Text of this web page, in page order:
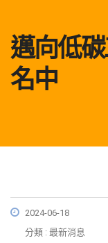
邁向低
名中
2024-06-18
分類 : 最新消息